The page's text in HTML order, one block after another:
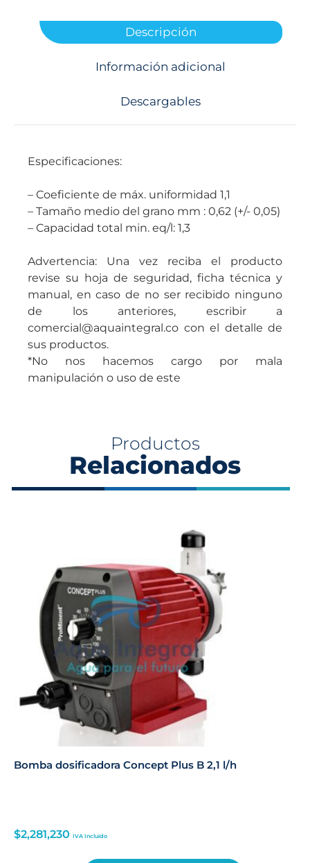
Descripción
Información adicional
Descargables
Especificaciones:
– Coeficiente de máx. uniformidad 1,1
– Tamaño medio del grano mm : 0,62 (+/- 0,05)
– Capacidad total min. eq/l: 1,3
Advertencia: Una vez reciba el producto
revise su hoja de seguridad, ficha técnica y
manual, en caso de no ser recibido ninguno
de los anteriores, escribir a
comercial@aquaintegral.co con el detalle de
sus productos.
*No nos hacemos cargo por mala
manipulación o uso de este
Productos
Relacionados
Bomba dosificadora Concept Plus B 2,1 l/h
$2,281,230 IVA Incluido